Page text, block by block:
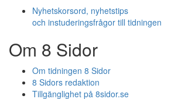
Nyhetskorsord, nyhetstips
och instuderingsfrågor till tidningen
Om 8 Sidor
Om tidningen 8 Sidor
8 Sidors redaktion
Tillgänglighet på 8sidor.se